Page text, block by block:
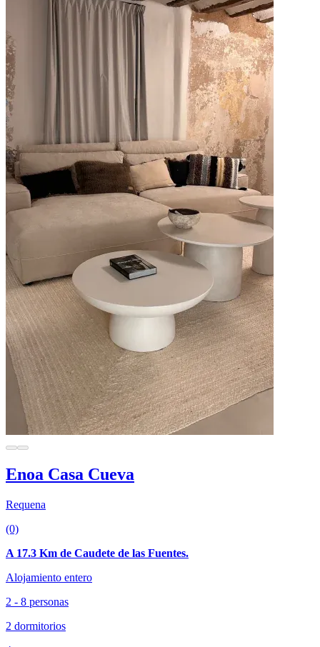
Enoa Casa Cueva
Requena
(0)
A 17.3 Km de Caudete de las Fuentes.
Alojamiento entero
2 - 8 personas
2 dormitorios